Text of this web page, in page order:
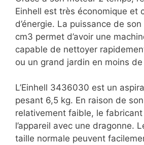
Einhell est très économique et
d’énergie. La puissance de
cm3 permet d’avoir une
capable de nettoyer
ou un grand jardin en moins
L’Einhell 3436030 est un
pesant 6,5 kg. En raison de
relativement faible, le
l’appareil avec une dragonne.
taille normale peuvent